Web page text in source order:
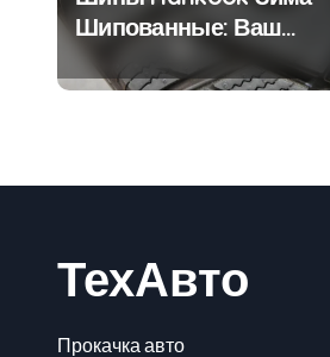
Шипованные: Ваш
Надежный Партнёр
на Снежных Дорогах
ТехАвто
Прокачка авто